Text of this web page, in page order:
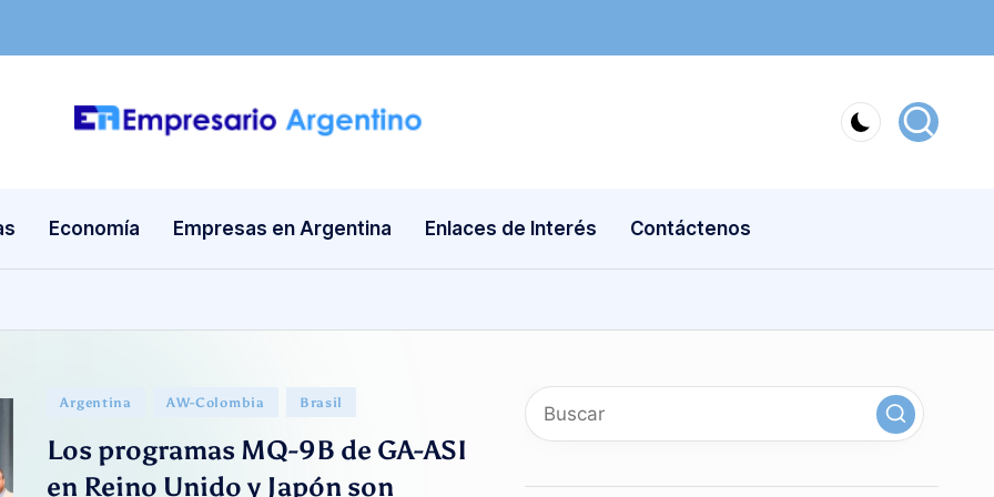
E
p
s
o
Empresas
Economía Empresas en Argentina Enlaces de Interés Contáctenos
Publicado
Argentina AW-Colombia Brasil
Los programas MQ-9B de GA-ASI
en Reino Unido y Japón son
youtube